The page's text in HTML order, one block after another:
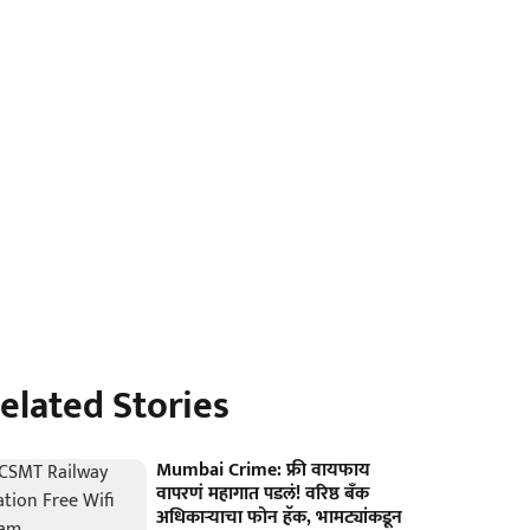
Stories
Mumbai Crime: फ्री वायफाय
वापरणं महागात पडलं! वरिष्ठ बँक
अधिकाऱ्याचा फोन हॅक, भामट्यांकडून